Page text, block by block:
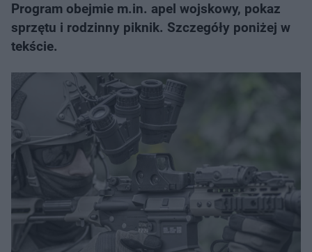
Program obejmie m.in. apel wojskowy, pokaz
sprzętu i rodzinny piknik. Szczegóły poniżej w
tekście.